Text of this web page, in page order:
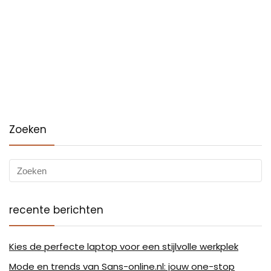
Zoeken
recente berichten
Kies de perfecte laptop voor een stijlvolle werkplek
Mode en trends van Sans-online.nl: jouw one-stop